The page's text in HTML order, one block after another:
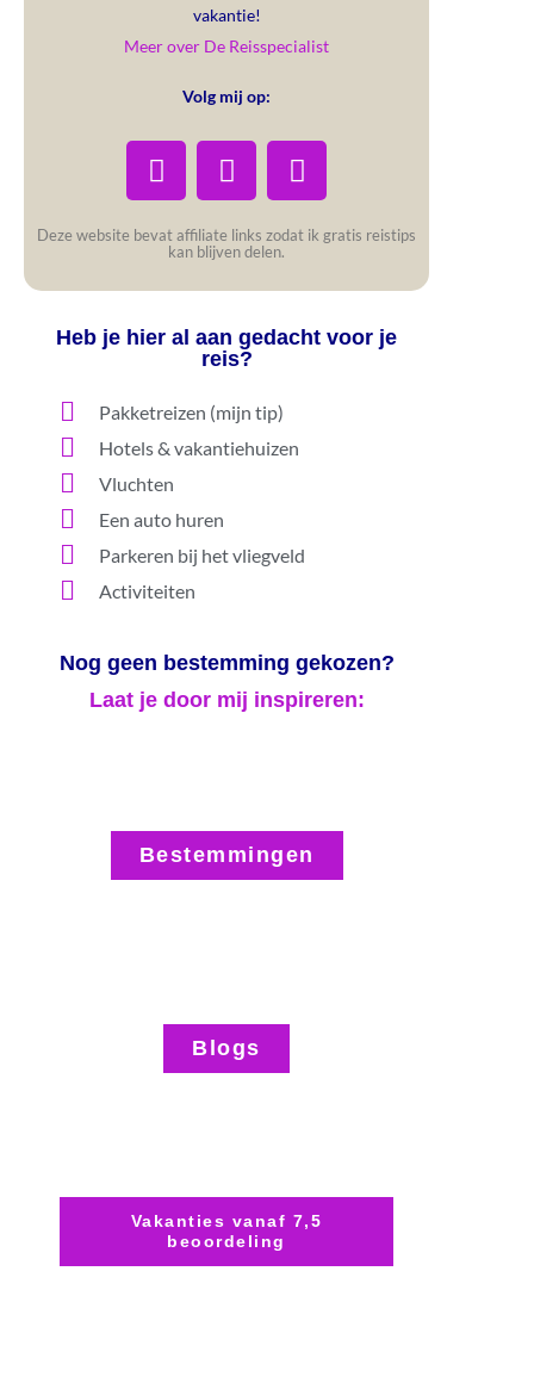
vakantie!
Meer over De Reisspecialist
Volg mij op:
Deze website bevat affiliate links zodat ik gratis reistips
kan blijven delen.
Heb je hier al aan gedacht voor je
reis?
Pakketreizen (mijn tip)
Hotels & vakantiehuizen
Vluchten
Een auto huren
Parkeren bij het vliegveld
Activiteiten
Nog geen bestemming gekozen?
Laat je door mij inspireren:
Bestemmingen
Blogs
Vakanties vanaf 7,5
beoordeling